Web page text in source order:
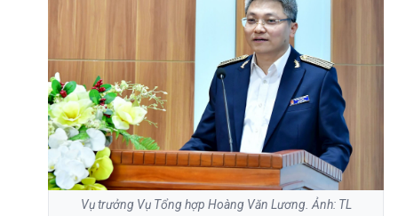
Vụ trưởng Vụ Tổng hợp Hoàng Văn Lương. Ảnh: TL